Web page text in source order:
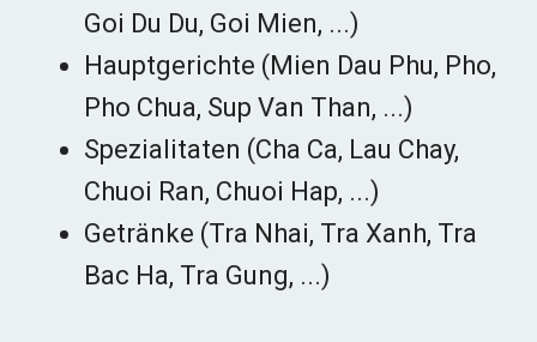
Goi Du Du, Goi Mien, ...)
Hauptgerichte (Mien Dau Phu, Pho,
Pho Chua, Sup Van Than, ...)
Spezialitaten (Cha Ca, Lau Chay,
Chuoi Ran, Chuoi Hap, ...)
Getränke (Tra Nhai, Tra Xanh, Tra
Bac Ha, Tra Gung, ...)